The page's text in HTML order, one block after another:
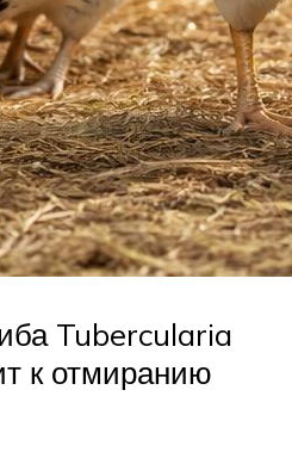
Tubercularia
к отмиранию